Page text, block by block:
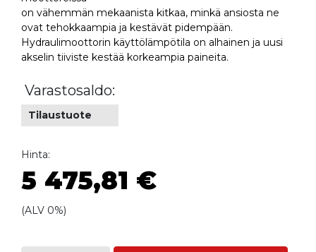
on vähemmän mekaanista kitkaa, minkä ansiosta ne
ovat tehokkaampia ja kestävät pidempään.
Hydraulimoottorin käyttölämpötila on alhainen ja uusi
akselin tiiviste kestää korkeampia paineita.
Varastosaldo:
Tilaustuote
Hinta:
5 475,81 €
(ALV 0%)